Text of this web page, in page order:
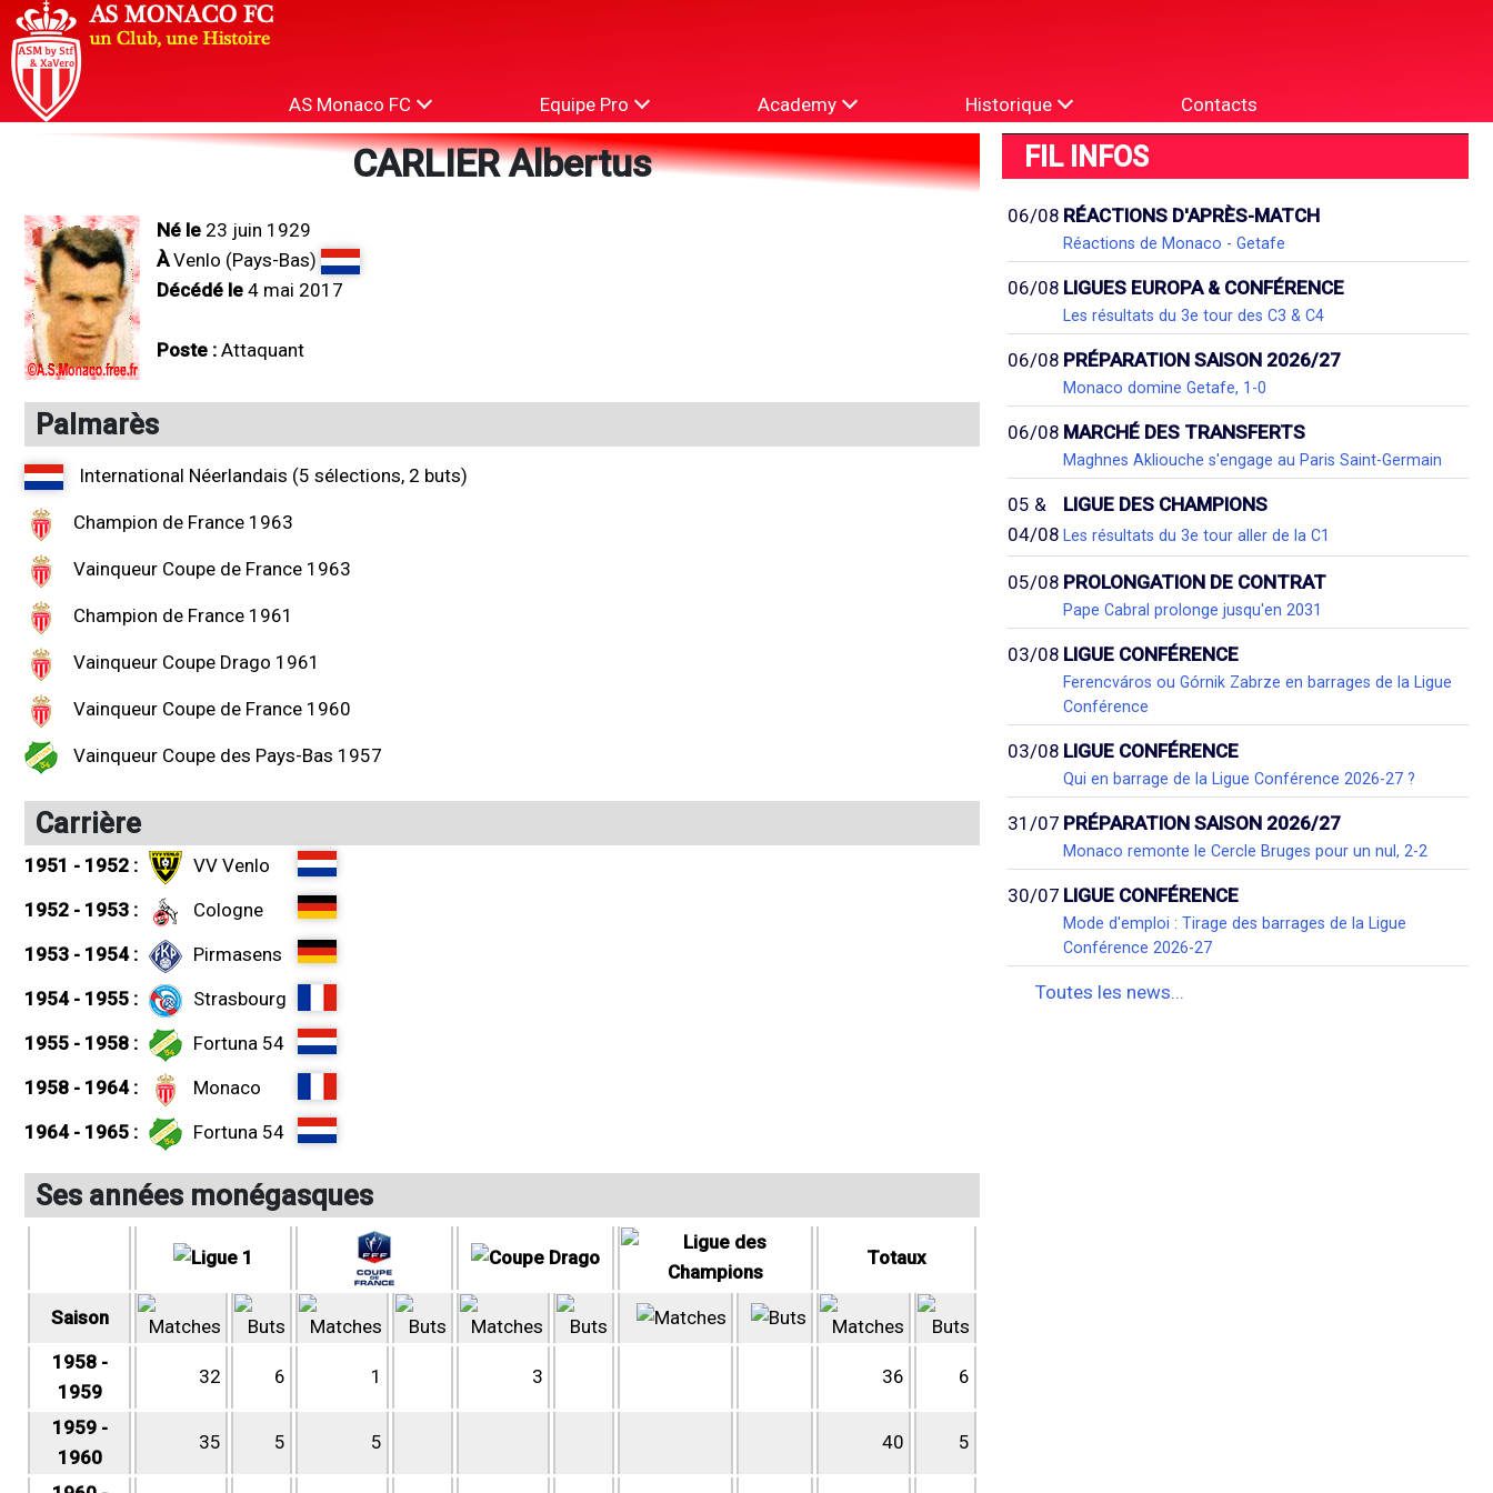
AS Monaco FC Equipe Pro Academy Historique Contacts
CARLIER Albertus
Né le 23 juin 1929
ÀVenlo (Pays-Bas)
Décédé le 4 mai 2017
Poste : Attaquant
Palmarès
International Néerlandais (5 sélections, 2 buts)
Champion de France 1963
Vainqueur Coupe de France 1963
Champion de France 1961
Vainqueur Coupe Drago 1961
Vainqueur Coupe de France 1960
Vainqueur Coupe des Pays-Bas 1957
Carrière
1951 - 1952 :
VV Venlo
1952 - 1953 :
Cologne
1953 - 1954 :
Pirmasens
1954 - 1955 :
Strasbourg
1955 - 1958 :
Fortuna 54
1958 - 1964 :
Monaco
1964 - 1965 :
Fortuna 54
Ses années monégasques
Totaux
Saison
1958 -
1959
32 6 1 3 36 6
1959 -
1960
35 5 5 40 5
FIL INFOS
06/08 RÉACTIONS D'APRÈS-MATCH
Réactions de Monaco - Getafe
06/08 LIGUES EUROPA & CONFÉRENCE
Les résultats du 3e tour des C3 & C4
06/08 PRÉPARATION SAISON 2026/27
Monaco domine Getafe, 1-0
06/08 MARCHÉ DES TRANSFERTS
Maghnes Akliouche s'engage au Paris Saint-Germain
05 &
04/08
LIGUE DES CHAMPIONS
Les résultats du 3e tour aller de la C1
05/08 PROLONGATION DE CONTRAT
Pape Cabral prolonge jusqu'en 2031
03/08 LIGUE CONFÉRENCE
Ferencváros ou Górnik Zabrze en barrages de la Ligue
Conférence
03/08 LIGUE CONFÉRENCE
Qui en barrage de la Ligue Conférence 2026-27 ?
31/07 PRÉPARATION SAISON 2026/27
Monaco remonte le Cercle Bruges pour un nul, 2-2
30/07 LIGUE CONFÉRENCE
Mode d'emploi : Tirage des barrages de la Ligue
Conférence 2026-27
Toutes les news...